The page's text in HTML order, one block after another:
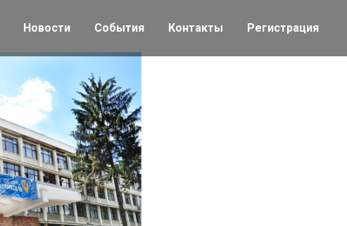
Новости События Контакты Регистрация